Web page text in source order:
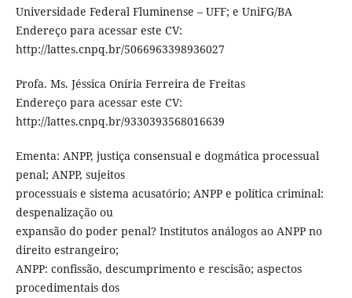
Universidade Federal Fluminense – UFF; e UniFG/BA
Endereço para acessar este CV:
http://lattes.cnpq.br/5066963398936027
Profa. Ms. Jéssica Oníria Ferreira de Freitas
Endereço para acessar este CV:
http://lattes.cnpq.br/9330393568016639
Ementa: ANPP, justiça consensual e dogmática processual
penal; ANPP, sujeitos
processuais e sistema acusatório; ANPP e política criminal:
despenalização ou
expansão do poder penal? Institutos análogos ao ANPP no
direito estrangeiro;
ANPP: confissão, descumprimento e rescisão; aspectos
procedimentais dos